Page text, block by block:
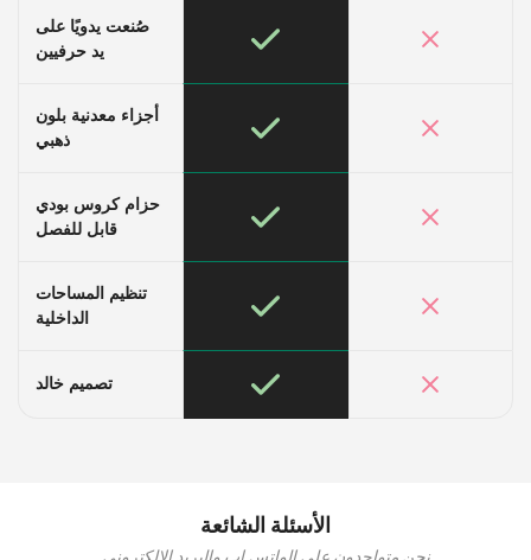
صُنعت يدويًا على
يد حرفيين
أجزاء معدنية بلون
ذهبي
حزام كروس بودي
قابل للفصل
تنظيم المساحات
الداخلية
تصميم خالد
الأسئلة الشائعة
نحن متواجدون على الواتس اب والبريد الإلكتروني